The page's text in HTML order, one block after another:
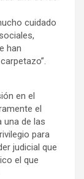
cuidado
han
en el
el
una de las
para
judicial que
el que